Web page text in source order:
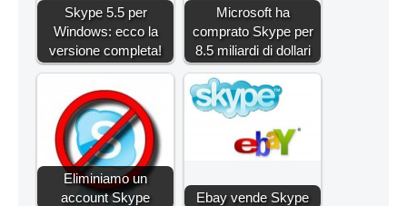
Skype 5.5 per
Windows: ecco la
versione completa!
Microsoft ha
comprato Skype per
8.5 miliardi di dollari
Eliminiamo un
account Skype
Ebay vende Skype